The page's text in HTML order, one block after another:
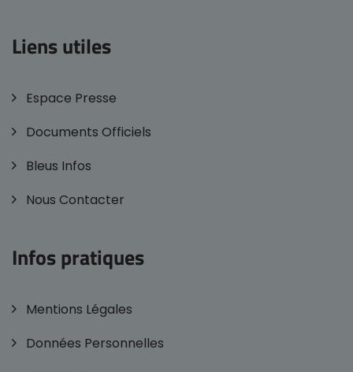
Liens utiles
Espace Presse
Documents Officiels
Bleus Infos
Nous Contacter
Infos pratiques
Mentions Légales
Données Personnelles